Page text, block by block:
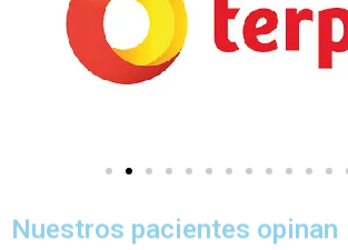
Nuestros pacientes opinan